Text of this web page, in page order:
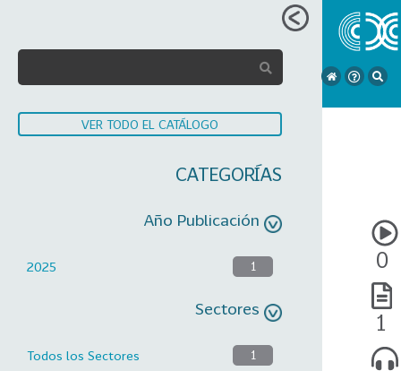
VER TODO EL CATÁLOGO
CATEGORÍAS
Año Publicación
2025 1
Sectores
Todos los Sectores 1
0
1